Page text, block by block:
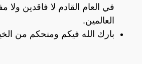
في العام القادم لا فاقدين ولا
العالمين.
بارك الله فيكم ومنحكم من